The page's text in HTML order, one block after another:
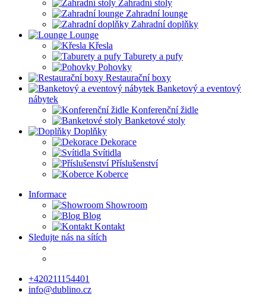
Zahradní stoly
Zahradní lounge
Zahradní doplňky
Lounge
Křesla
Taburety a pufy
Pohovky
Restaurační boxy
Banketový a eventový
nábytek
Konferenční židle
Banketové stoly
Doplňky
Dekorace
Svítidla
Příslušenství
Koberce
Informace
Showroom
Blog
Kontakt
Sledujte nás na sítích
+420211154401
info@dublino.cz